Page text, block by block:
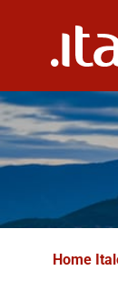
Home